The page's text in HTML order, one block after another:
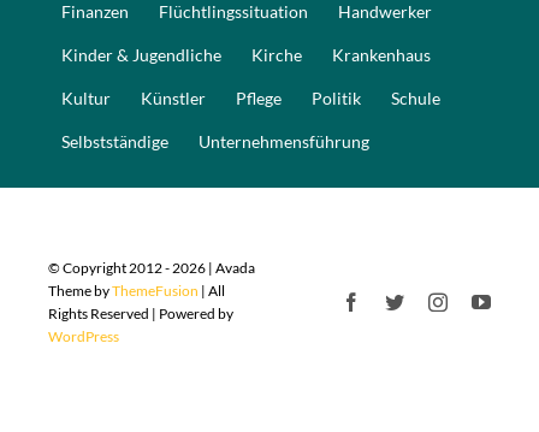
Finanzen Flüchtlingssituation Handwerker
Kinder & Jugendliche Kirche Krankenhaus
Kultur Künstler Pflege Politik Schule
Selbstständige Unternehmensführung
© Copyright 2012 - 2026 | Avada
Theme byThemeFusion | All
Rights Reserved | Powered by
WordPress